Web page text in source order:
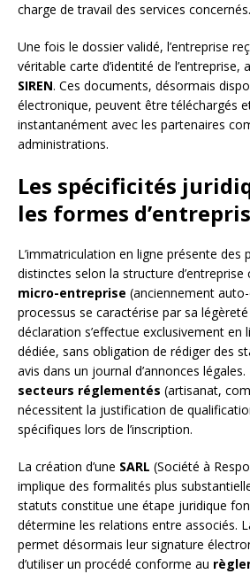
charge de travail des services concernés.
Une fois le dossier validé, l’entreprise
véritable carte d’identité de l’entreprise,
SIREN. Ces documents, désormais
électronique, peuvent être téléchargés
instantanément avec les partenaires
administrations.
Les spécificités
les formes
L’immatriculation en ligne présente des
distinctes selon la structure d’entreprise
micro-entreprise (anciennement
processus se caractérise par sa
déclaration s’effectue exclusivement en
dédiée, sans obligation de rédiger des
avis dans un journal d’annonces
secteurs réglementés (artisanat,
nécessitent la justification de
spécifiques lors de l’inscription.
La création d’une SARL (Société à
implique des formalités plus
statuts constitue une étape juridique
détermine les relations entre associés.
permet désormais leur signature
d’utiliser un procédé conforme au